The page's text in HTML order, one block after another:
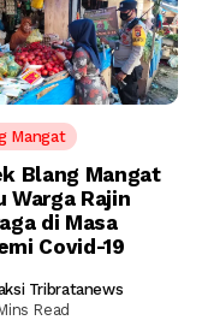
Mangat
Blang Mangat
Warga Rajin
di Masa
Covid-19
Tribratanews
Read